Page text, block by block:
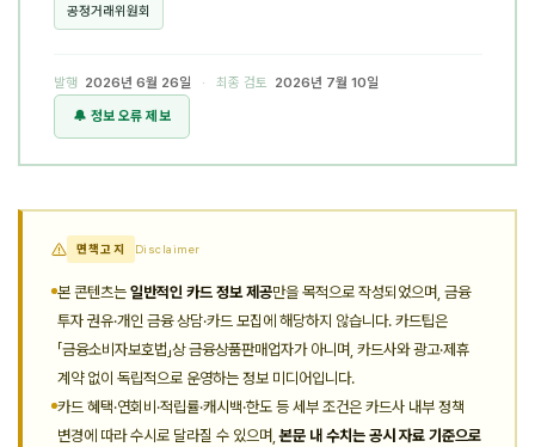
공정거래위원회
발행 2026년 6월 26일 · 최종 검토
2026년 7월 10일
🔔 정보 오류 제보
면책고지 Disclaimer
본 콘텐츠는 일반적인 카드 정보 제공만을 목적으로 작성되었으며, 금융
투자 권유·개인 금융 상담·카드 모집에 해당하지 않습니다. 카드팁은
「금융소비자보호법」상 금융상품판매업자가 아니며, 카드사와 광고·제휴
계약 없이 독립적으로 운영하는 정보 미디어입니다.
카드 혜택·연회비·적립률·캐시백·한도 등 세부 조건은 카드사 내부 정책
변경에 따라 수시로 달라질 수 있으며,본문 내 수치는 공시 자료 기준으로